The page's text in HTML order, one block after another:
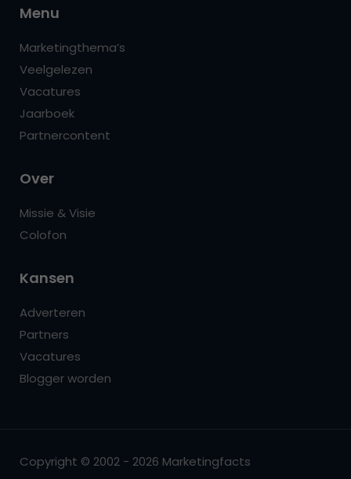
Menu
Marketingthema’s
Veelgelezen
Vacatures
Jaarboek
Partnercontent
Over
Missie & Visie
Colofon
Kansen
Adverteren
Partners
Vacatures
Blogger worden
Copyright © 2002 - 2026 Marketingfacts